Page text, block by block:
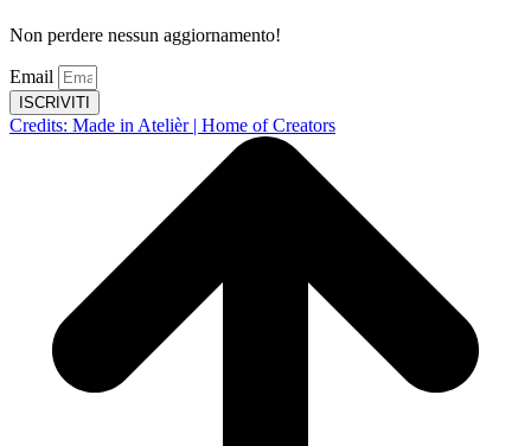
Non perdere nessun aggiornamento!
Email
ISCRIVITI
Credits: Made in Atelièr | Home of Creators